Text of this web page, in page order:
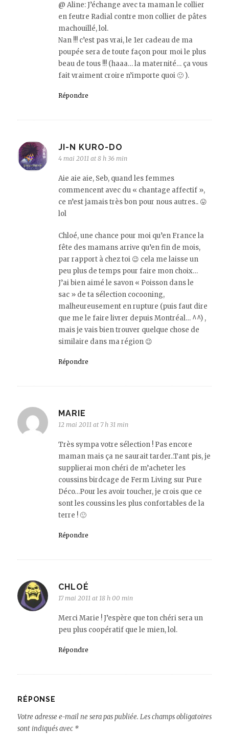
@ Aline: J’échange avec ta maman le collier
en feutre Radial contre mon collier de pâtes
machouillé, lol.
Nan !!! c’est pas vrai, le 1er cadeau de ma
poupée sera de toute façon pour moi le plus
beau de tous !!! (haaa… la maternité… ça vous
fait vraiment croire n’importe quoi 🙂 ).
Répondre
JI-N KURO-DO
4 mai 2011 at 8 h 36 min
Aie aie aie, Seb, quand les femmes
commencent avec du « chantage affectif »,
ce n’est jamais très bon pour nous autres.. 😛
lol
Chloé, une chance pour moi qu’en France la
fête des mamans arrive qu’en fin de mois,
par rapport à chez toi 😉 cela me laisse un
peu plus de temps pour faire mon choix…
J’ai bien aimé le savon « Poisson dans le
sac » de ta sélection cocooning,
malheureusement en rupture (puis faut dire
que me le faire livrer depuis Montréal… ^^) ,
mais je vais bien trouver quelque chose de
similaire dans ma région 😉
Répondre
MARIE
12 mai 2011 at 7 h 31 min
Très sympa votre sélection ! Pas encore
maman mais ça ne saurait tarder..Tant pis, je
supplierai mon chéri de m’acheter les
coussins birdcage de Ferm Living sur Pure
Déco…Pour les avoir toucher, je crois que ce
sont les coussins les plus confortables de la
terre ! 🙂
Répondre
CHLOÉ
17 mai 2011 at 18 h 00 min
Merci Marie ! J’espère que ton chéri sera un
peu plus coopératif que le mien, lol.
Répondre
RÉPONSE
Votre adresse e-mail ne sera pas publiée. Les champs obligatoires
sont indiqués avec *